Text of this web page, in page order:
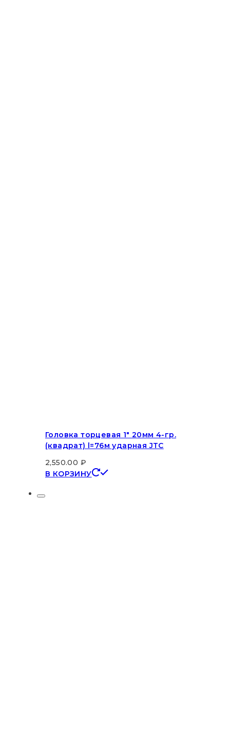
Головка торцевая 1″ 20мм 4-гр.
(квадрат) l=76м ударная JTC
2,550.00 ₽
В КОРЗИНУ